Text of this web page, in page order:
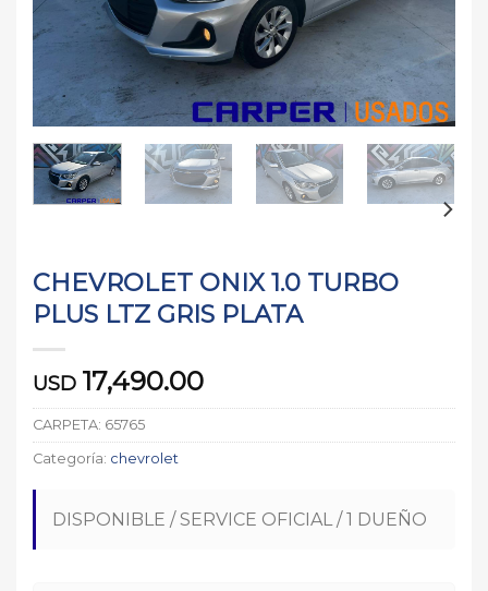
CHEVROLET ONIX 1.0 TURBO
PLUS LTZ GRIS PLATA
USD 17,490.00
CARPETA: 65765
Categoría: chevrolet
DISPONIBLE / SERVICE OFICIAL / 1 DUEÑO